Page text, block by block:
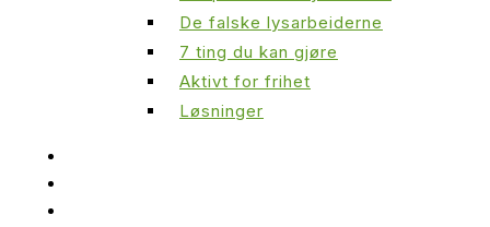
De falske lysarbeiderne
7 ting du kan gjøre
Aktivt for frihet
Løsninger